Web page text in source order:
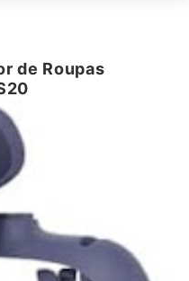
de Roupas